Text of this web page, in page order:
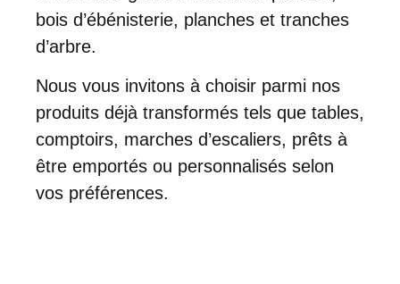
bois d’ébénisterie, planches et tranches
d’arbre.
Nous vous invitons à choisir parmi nos
produits déjà transformés tels que tables,
comptoirs, marches d’escaliers, prêts à
être emportés ou personnalisés selon
vos préférences.